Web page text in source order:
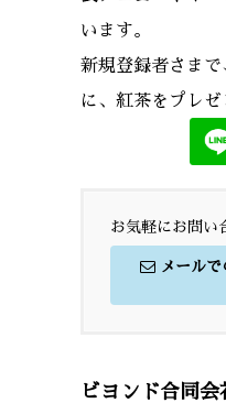
います。
新規登録者さま
に、紅茶をプレゼ
お気軽にお問い
メール
ビヨンド合同会